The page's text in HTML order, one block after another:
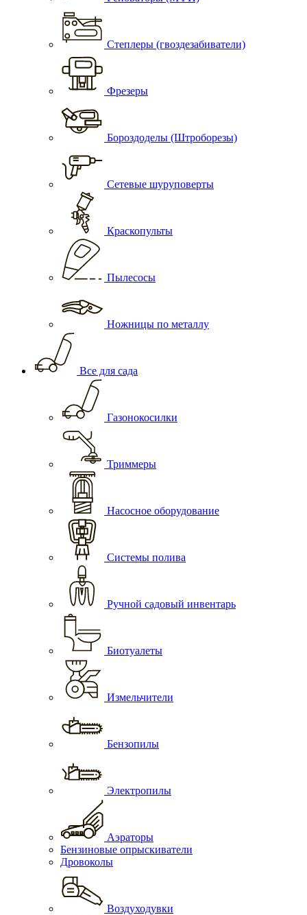
Степлеры (гвоздезабиватели)
Фрезеры
Бороздоделы (Штроборезы)
Сетевые шуруповерты
Краскопульты
Пылесосы
Ножницы по металлу
Все для сада
Газонокосилки
Триммеры
Насосное оборудование
Системы полива
Ручной садовый инвентарь
Биотуалеты
Измельчители
Бензопилы
Электропилы
Аэраторы
Бензиновые опрыскиватели
Дровоколы
Воздуходувки